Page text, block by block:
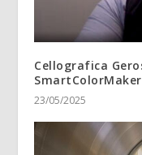
Cellografica
SmartColorMaker
23/05/2025